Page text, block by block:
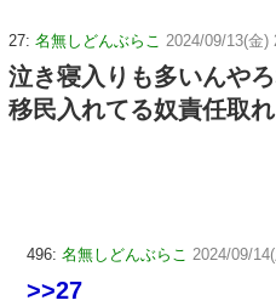
27: 名無しどんぶらこ 2024/09/13(金)
泣き寝入りも多いんや
移民入れてる奴責任取
496: 名無しどんぶらこ 2024/09/
>>27